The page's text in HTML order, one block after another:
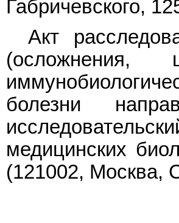
Габричевского,
Акт
болезни
медицинских
(121002, Москва,